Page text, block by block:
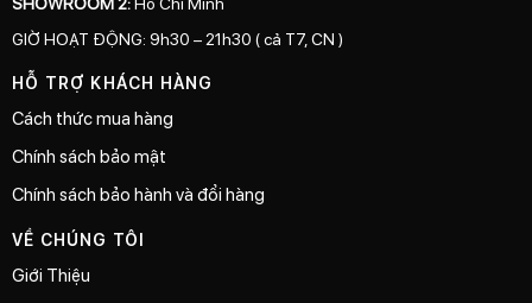
GIỜ HOẠT ĐỘNG: 9h30 – 21h30 ( cả T7, CN )
HỖ TRỢ KHÁCH HÀNG
Cách thức mua hàng
Chính sách bảo mật
Chính sách bảo hành và đổi hàng
VỀ CHÚNG TÔI
Giới Thiệu